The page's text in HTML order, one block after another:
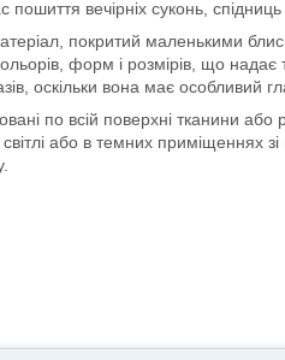
пошиття вечірніх суконь,
покритий маленькими
форм і розмірів, що
оскільки вона має особливий
по всій поверхні тканини
або в темних приміщеннях